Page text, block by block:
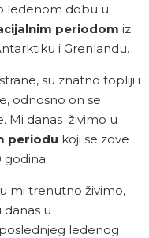
ledenom dobu u
periodom iz
i Grenlandu.
su znatno topliji i
odnosno on se
Mi danas živimo u
periodu koji se zove
godina.
mi trenutno živimo,
danas u
ledenog